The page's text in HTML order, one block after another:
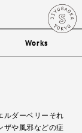
Works
ルダーベリーそれ
ザや風邪などの症